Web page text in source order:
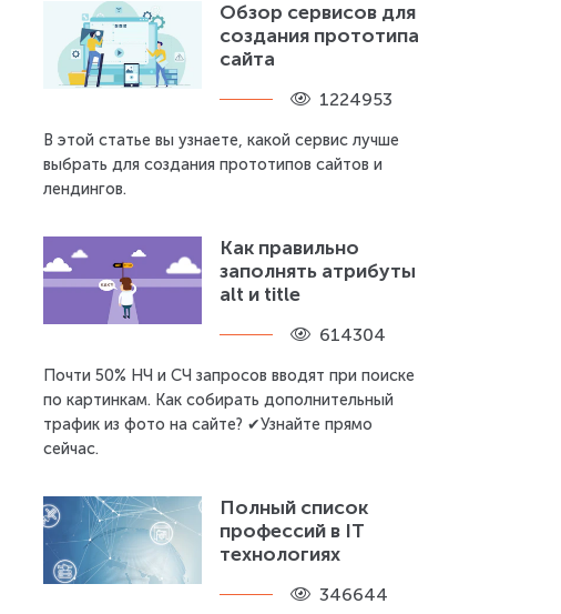
Обзор сервисов для
создания прототипа
сайта
1224953
В этой статье вы узнаете, какой сервис лучше
выбрать для создания прототипов сайтов и
лендингов.
Как правильно
заполнять атрибуты
alt и title
614304
Почти 50% НЧ и СЧ запросов вводят при поиске
по картинкам. Как собирать дополнительный
трафик из фото на сайте? ✔Узнайте прямо
сейчас.
Полный список
профессий в IT
технологиях
346644